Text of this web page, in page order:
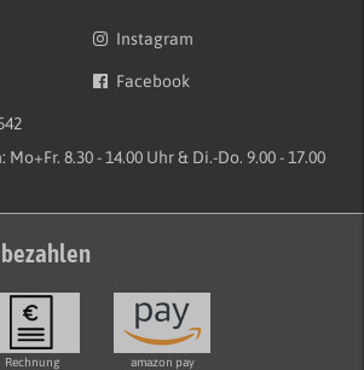
Instagram
Facebook
8.30 - 14.00 Uhr & Di.-Do. 9.00 - 17.00
Rechnung amazon pay